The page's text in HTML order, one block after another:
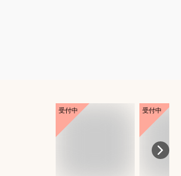
受付中 受付中